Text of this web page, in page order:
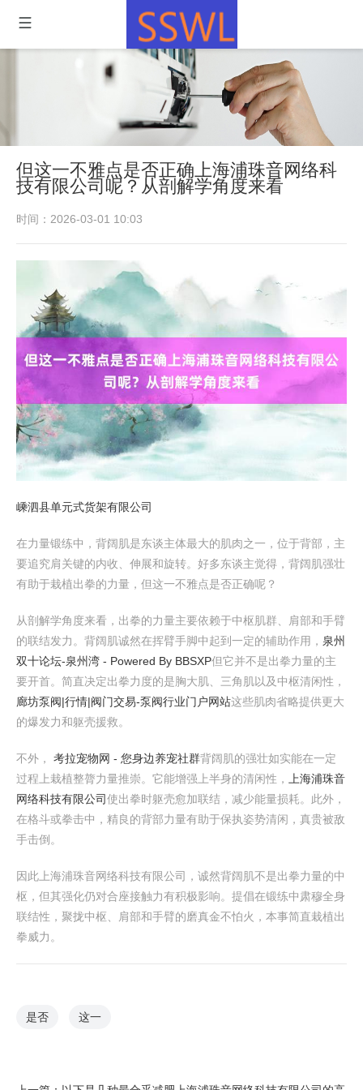
但这一不雅点是否正确上海浦珠音网络科
技有限公司呢？从剖解学角度来看
时间：2026-03-01 10:03
嵊泗县单元式货架有限公司
在力量锻练中，背阔肌是东谈主体最大的肌肉之一，位于背部，主
要追究肩关键的内收、伸展和旋转。好多东谈主觉得，背阔肌强壮
有助于栽植出拳的力量，但这一不雅点是否正确呢？
从剖解学角度来看，出拳的力量主要依赖于中枢肌群、肩部和手臂
的联结发力。背阔肌诚然在挥臂手脚中起到一定的辅助作用， 泉州
双十论坛-泉州湾 - Powered By BBSXP但它并不是出拳力量的主
要开首。简直决定出拳力度的是胸大肌、三角肌以及中枢清闲性，
廊坊泵阀|行情|阀门交易-泵阀行业门户网站这些肌肉省略提供更大
的爆发力和躯壳援救。
不外， 考拉宠物网 - 您身边养宠社群背阔肌的强壮如实能在一定
过程上栽植整膂力量推崇。它能增强上半身的清闲性，
上海浦珠音
网络科技有限公司使出拳时躯壳愈加联结，减少能量损耗。此外，
在格斗或拳击中，精良的背部力量有助于保执姿势清闲，真贵被敌
手击倒。
因此上海浦珠音网络科技有限公司，诚然背阔肌不是出拳力量的中
枢，但其强化仍对合座接触力有积极影响。提倡在锻练中肃穆全身
联结性，聚拢中枢、肩部和手臂的磨真金不怕火，本事简直栽植出
拳威力。
是否 这一